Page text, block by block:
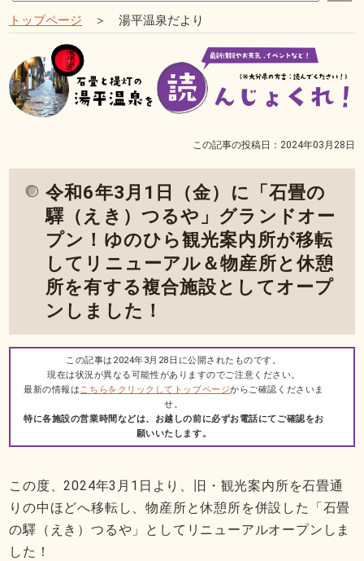
トップページ ＞ 湯平温泉だより
この記事の投稿日：2024年03月28日
令和6年3月1日（金）に「石畳の
驛（えき）つるや」グランドオー
プン！ゆのひら観光案内所が移転
してリニューアル＆物産所と休憩
所を有する複合施設としてオープ
ンしました！
この記事は2024年3月28日に公開されたものです。
現在は状況が異なる可能性がありますのでご注意ください。
最新の情報はこちらをクリックしてトップページからご確認くださいま
せ。
特に各施設の営業時間などは、お越しの前に必ずお電話にてご確認をお
願いいたします。
この度、2024年3月1日より、旧・観光案内所を石畳通
りの中ほどへ移転し、物産所と休憩所を併設した「石畳
の驛（えき）つるや」としてリニューアルオープンしま
した！